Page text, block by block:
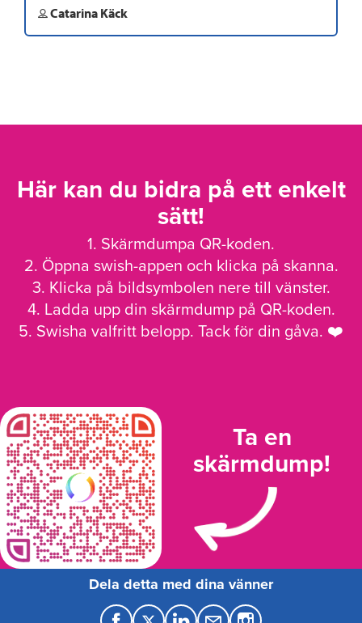
Catarina Käck
Här kan du bidra på ett enkelt
sätt!
1. Skärmdumpa QR-koden.
2. Öppna swish-appen och klicka på skanna.
3. Klicka på bildsymbolen nere till vänster.
4. Ladda upp din skärmdump på QR-koden.
5. Swisha valfritt belopp. Tack för din gåva. ❤️
Ta en
skärmdump!
Dela detta med dina vänner